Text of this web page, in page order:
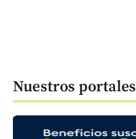
Nuestros portales